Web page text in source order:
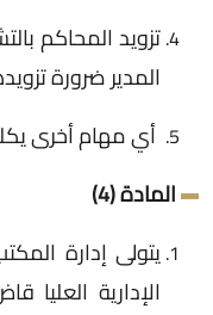
تزويد المحاكم
المدير ضرورة
أي مهام أخرى
المادة (4)
يتولى إدارة
الإدارية